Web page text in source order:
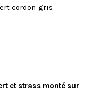
cordon gris
et strass monté sur